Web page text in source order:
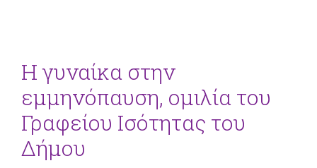
Η γυναίκα στην
εμμηνόπαυση, ομιλία του
Γραφείου Ισότητας του
Δήμου